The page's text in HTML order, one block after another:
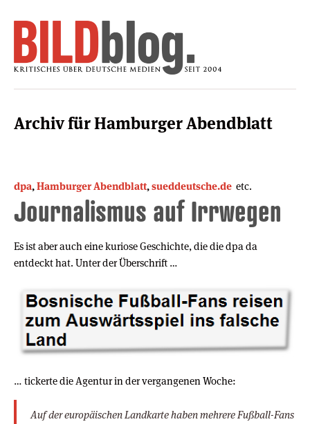
Archiv für Hamburger Abendblatt
dpa,Hamburger Abendblatt,sueddeutsche.de etc.
Journalismus auf Irrwegen
Es ist aber auch eine kuriose Geschichte, die die dpa da
entdeckt hat. Unter der Überschrift …
… tickerte die Agentur in der vergangenen Woche:
Auf der europäischen Landkarte haben mehrere Fußball-Fans